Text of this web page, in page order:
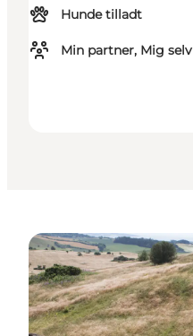
Hunde tilladt
Min partner, Mig selv